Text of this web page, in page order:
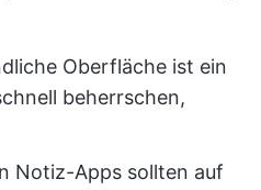
Oberfläche ist ein
beherrschen,
Notiz-Apps sollten auf